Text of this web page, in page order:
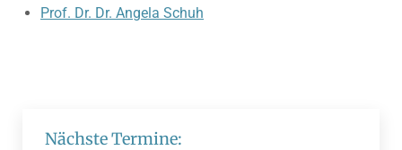
Prof. Dr. Dr. Angela Schuh
Nächste Termine: